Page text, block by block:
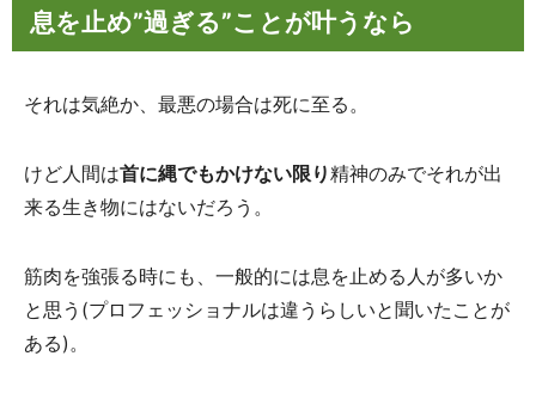
息を止め”過ぎる”ことが叶うなら
それは気絶か、最悪の場合は死に至る。
けど人間は首に縄でもかけない限り精神のみでそれが出
来る生き物にはないだろう。
筋肉を強張る時にも、一般的には息を止める人が多いか
と思う(プロフェッショナルは違うらしいと聞いたことが
ある)。